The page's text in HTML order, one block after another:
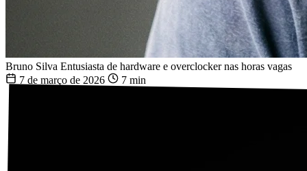
Bruno Silva Entusiasta de hardware e overclocker nas horas vagas
7 de março de 2026
7 min